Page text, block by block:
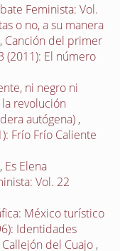
Feminista: Vol.
o no, a su manera
Canción del primer
(2011): El número
ni negro ni
revolución
autógena) ,
Frío Frío Caliente
Es Elena
Vol. 22
México turístico
Identidades
del Cuajo ,